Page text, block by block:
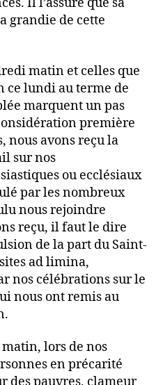
grandie de cette
matin et celles que
ce lundi au terme de
marquent un pas
première
nous avons reçu la
sur nos
ou ecclésiaux
par les nombreux
nous rejoindre
reçu, il faut le dire
de la part du Saint-
ad limina,
nos célébrations sur le
nous ont remis au
lors de nos
en précarité